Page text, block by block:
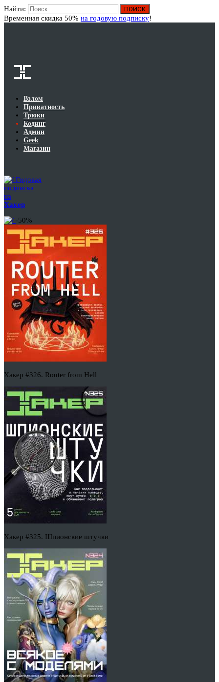
Найти:
Временная скидка 50% на годовую подписку!
Взлом
Приватность
Трюки
Кодинг
Админ
Geek
Магазин
Годовая
подписка
на
Хакер
-50%
Хакер #326. Router from Hell
Хакер #325. Шпионские штучки